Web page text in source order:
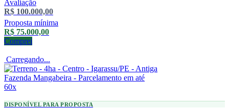
Avaliação
R$ 100.000,00
Proposta mínima
R$ 75.000,00
Comprei
Carregando...
DISPONÍVEL PARA PROPOSTA